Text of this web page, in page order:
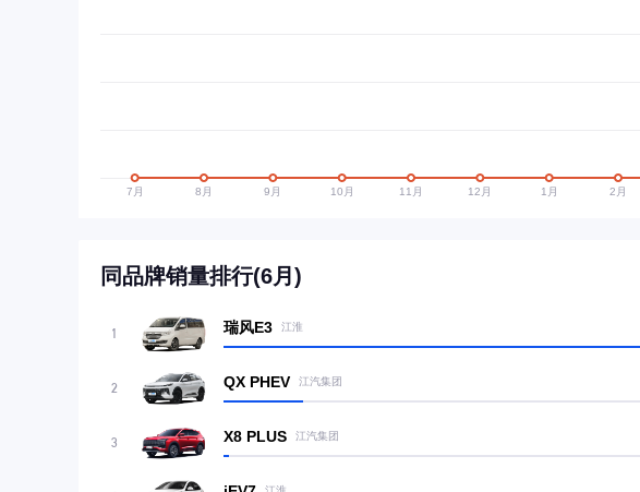
同品牌销量排行(6月)
1 瑞风E3 江淮
2 QX PHEV 江汽集团
3 X8 PLUS 江汽集团